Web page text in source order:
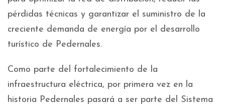
pérdidas técnicas y garantizar el suministro de la
creciente demanda de energía por el desarrollo
turístico de Pedernales.
Como parte del fortalecimiento de la
infraestructura eléctrica, por primera vez en la
historia Pedernales pasará a ser parte del Sistema